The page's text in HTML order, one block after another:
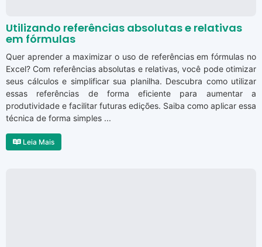
Utilizando referências absolutas e relativas
em fórmulas
Quer aprender a maximizar o uso de referências em fórmulas no
Excel? Com referências absolutas e relativas, você pode otimizar
seus cálculos e simplificar sua planilha. Descubra como utilizar
essas referências de forma eficiente para aumentar a
produtividade e facilitar futuras edições. Saiba como aplicar essa
técnica de forma simples ...
Leia Mais